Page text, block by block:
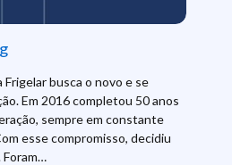
Frigelar busca o novo e se
Em 2016 completou 50 anos
sempre em constante
esse compromisso, decidiu
Foram…